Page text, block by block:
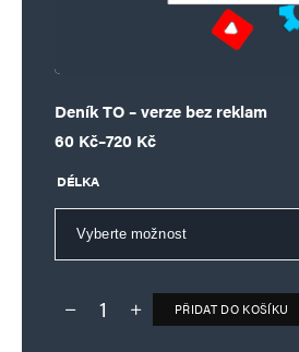
Deník TO – verze bez reklam
60 Kč–720 Kč
Rozpětí cen: 60 Kč až 720 Kč
DÉLKA
Deník TO – verze bez reklam množství
PŘIDAT DO KOŠÍKU